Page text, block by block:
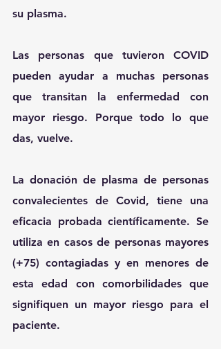
su plasma.
Las personas que tuvieron COVID
pueden ayudar a muchas personas
que transitan la enfermedad con
mayor riesgo. Porque todo lo que
das, vuelve.
La donación de plasma de personas
convalecientes de Covid, tiene una
eficacia probada científicamente. Se
utiliza en casos de personas mayores
(+75) contagiadas y en menores de
esta edad con comorbilidades que
signifiquen un mayor riesgo para el
paciente.